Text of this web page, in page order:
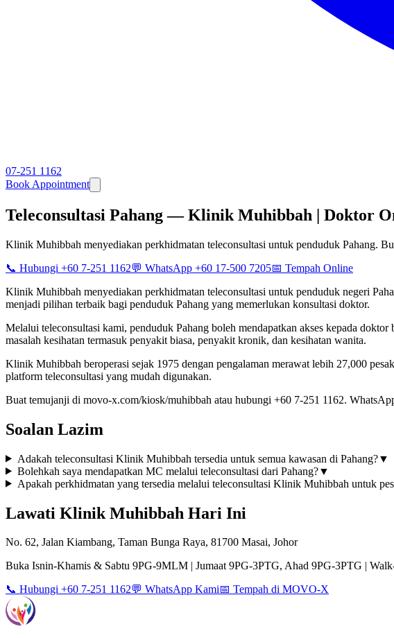
07-251 1162
Book Appointment
Teleconsultasi Pahang — Klinik Muhibbah | Doktor
Klinik Muhibbah menyediakan perkhidmatan teleconsultasi untuk penduduk Pahang.
📞 Hubungi +60 7-251 1162💬 WhatsApp +60 17-500 7205📅 Tempah Online
Klinik Muhibbah menyediakan perkhidmatan teleconsultasi untuk penduduk negeri
menjadi pilihan terbaik bagi penduduk Pahang yang memerlukan konsultasi doktor.
Melalui teleconsultasi kami, penduduk Pahang boleh mendapatkan akses kepada
masalah kesihatan termasuk penyakit biasa, penyakit kronik, dan kesihatan wanita.
Klinik Muhibbah beroperasi sejak 1975 dengan pengalaman merawat lebih 27,000
platform teleconsultasi yang mudah digunakan.
Buat temujanji di movo-x.com/kiosk/muhibbah atau hubungi +60 7-251 1162.
Soalan Lazim
Adakah teleconsultasi Klinik Muhibbah tersedia untuk semua kawasan di Pahang?▼
Bolehkah saya mendapatkan MC melalui teleconsultasi dari Pahang?▼
Apakah perkhidmatan yang tersedia melalui teleconsultasi Klinik Muhibbah untuk
Lawati Klinik Muhibbah Hari Ini
No. 62, Jalan Kiambang, Taman Bunga Raya, 81700 Masai, Johor
Buka Isnin-Khamis & Sabtu 9PG-9MLM | Jumaat 9PG-3PTG, Ahad 9PG-3PTG |
📞 Hubungi +60 7-251 1162💬 WhatsApp Kami📅 Tempah di MOVO-X